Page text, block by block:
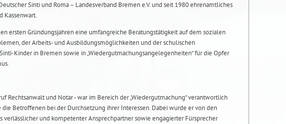
Sinti und Roma – Landesverband Bremen e.V. und seit 1980 ehrenamtliches
Kassenwart.
ersten Gründungsjahren eine umfangreiche Beratungstätigkeit auf dem sozialen
der Arbeits- und Ausbildungsmöglichkeiten und der schulischen
Kinder in Bremen sowie in „Wiedergutmachungsangelegenheiten“ für die Opfer
Rechtsanwalt und Notar - war im Bereich der „Wiedergutmachung“ verantwortlich
Betroffenen bei der Durchsetzung ihrer Interessen. Dabei wurde er von den
verlässlicher und kompetenter Ansprechpartner sowie engagierter Fürsprecher